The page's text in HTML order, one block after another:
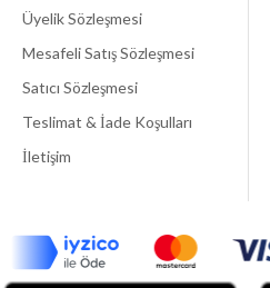
Üyelik Sözleşmesi
Mesafeli Satış Sözleşmesi
Satıcı Sözleşmesi
Teslimat & İade Koşulları
İletişim